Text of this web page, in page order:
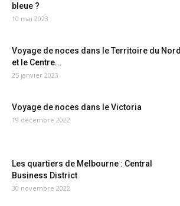
bleue ?
10 mai 2023
Voyage de noces dans le Territoire du Nord
et le Centre...
25 janvier 2023
Voyage de noces dans le Victoria
19 décembre 2022
Les quartiers de Melbourne : Central
Business District
30 novembre 2022